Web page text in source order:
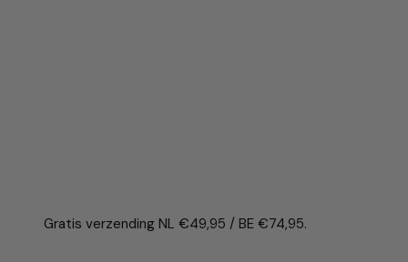
Gratis verzending NL €49,95 / BE €74,95.